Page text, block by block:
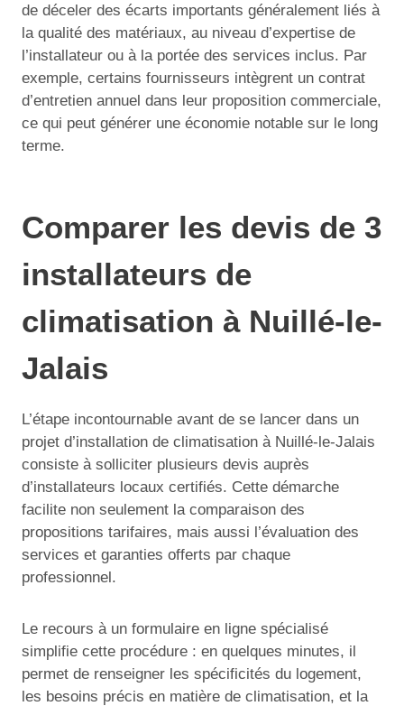
de déceler des écarts importants généralement liés à
la qualité des matériaux, au niveau d’expertise de
l’installateur ou à la portée des services inclus. Par
exemple, certains fournisseurs intègrent un contrat
d’entretien annuel dans leur proposition commerciale,
ce qui peut générer une économie notable sur le long
terme.
Comparer les devis de 3
installateurs de
climatisation à Nuillé-le-
Jalais
L’étape incontournable avant de se lancer dans un
projet d’installation de climatisation à Nuillé-le-Jalais
consiste à solliciter plusieurs devis auprès
d’installateurs locaux certifiés. Cette démarche
facilite non seulement la comparaison des
propositions tarifaires, mais aussi l’évaluation des
services et garanties offerts par chaque
professionnel.
Le recours à un formulaire en ligne spécialisé
simplifie cette procédure : en quelques minutes, il
permet de renseigner les spécificités du logement,
les besoins précis en matière de climatisation, et la